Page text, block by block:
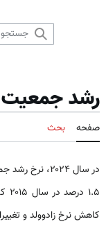
رشد جمعیت
صفحه بحث
در سال ۲۰۲۴، نرخ رشد جمعیت
کاهش نرخ زادوولد و